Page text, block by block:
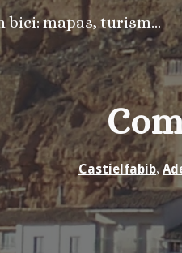
Planea tu ruta en bici: mapas, turismo, fotos, camper, el tiempo...
Castielfabib,